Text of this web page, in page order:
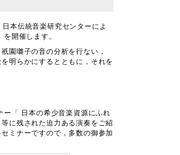
本伝統音楽研究センターによ
開催します。
園囃子の音の分析を行ない，
明らかにするとともに，それを
「 日本の希少音楽資源にふれ
に残された迫力ある演奏をご紹
ミナーですので，多数の御参加